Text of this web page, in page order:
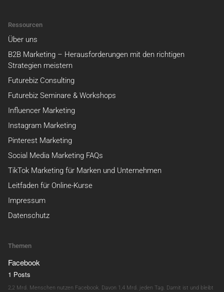
Ressourcen
Über uns
B2B Marketing – Herausforderungen mit den richtigen
Strategien meistern
Futurebiz Consulting
Futurebiz Seminare & Workshops
Influencer Marketing
Instagram Marketing
Pinterest Marketing
Social Media Marketing FAQs
TikTok Marketing für Marken und Unternehmen
Leitfaden für Online-Kurse
Impressum
Datenschutz
Themen
Facebook
1 Posts
2,2 Mrd. Menschen nutzen Facebook. Davon 1,4 Mrd. jeden Tag. Damit ist und bleibt